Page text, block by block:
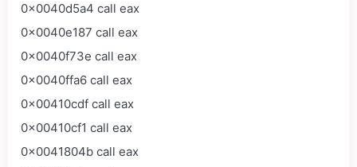
0x0040d5a4 call eax
0x0040e187 call eax
0x0040f73e call eax
0x0040ffa6 call eax
0x00410cdf call eax
0x00410cf1 call eax
0x0041804b call eax